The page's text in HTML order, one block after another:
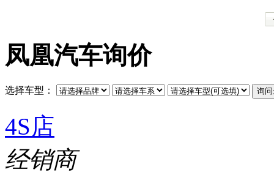
凤凰汽车询价
选择车型：
4S店
经销商